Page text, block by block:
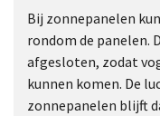
Bij zonnepanelen
rondom de panelen.
afgesloten, zodat
kunnen komen. De
zonnepanelen blijft